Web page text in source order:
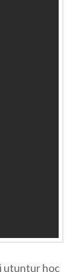
utuntur hoc